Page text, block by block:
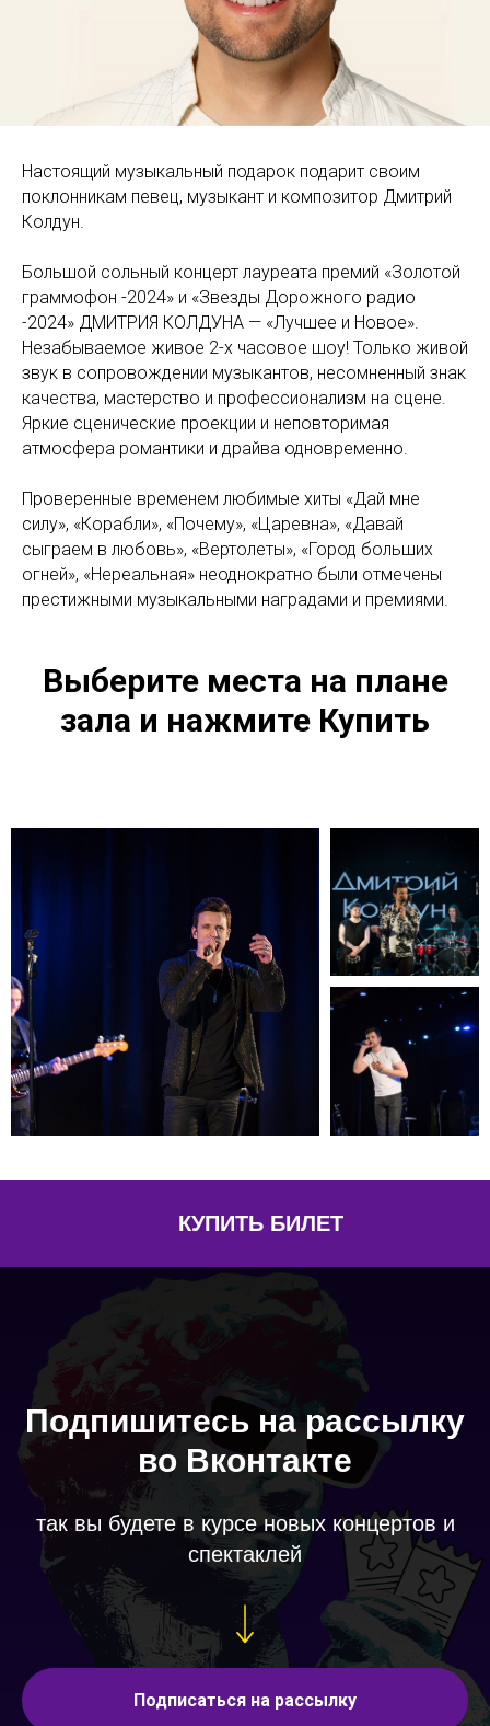
Настоящий музыкальный подарок подарит своим
поклонникам певец, музыкант и композитор Дмитрий
Колдун.
Большой сольный концерт лауреата премий «Золотой
граммофон -2024» и «Звезды Дорожного радио
-2024» ДМИТРИЯ КОЛДУНА — «Лучшее и Новое».
Незабываемое живое 2-х часовое шоу! Только живой
звук в сопровождении музыкантов, несомненный знак
качества, мастерство и профессионализм на сцене.
Яркие сценические проекции и неповторимая
атмосфера романтики и драйва одновременно.
Проверенные временем любимые хиты «Дай мне
силу», «Корабли», «Почему», «Царевна», «Давай
сыграем в любовь», «Вертолеты», «Город больших
огней», «Нереальная» неоднократно были отмечены
престижными музыкальными наградами и премиями.
Выберите места на плане
зала и нажмите Купить
КУПИТЬ БИЛЕТ
Подпишитесь на рассылку
во Вконтакте
так вы будете в курсе новых концертов и
спектаклей
Подписаться на рассылку